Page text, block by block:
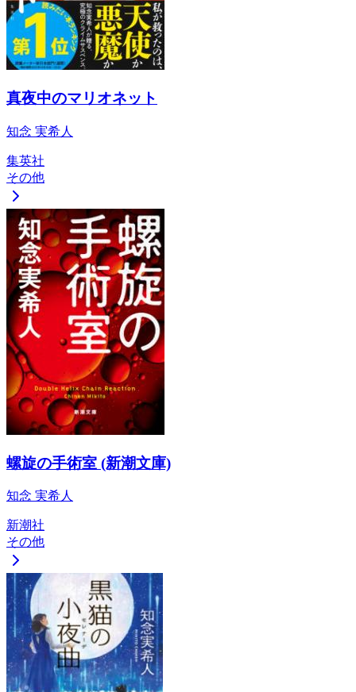
真夜中のマリオネット
知念 実希人
集英社
その他
螺旋の手術室 (新潮文庫)
知念 実希人
新潮社
その他